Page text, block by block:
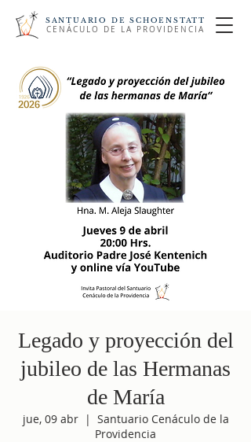
SANTUARIO DE SCHOENSTATT
CENÁCULO DE LA PROVIDENCIA
Legado y proyección del
jubileo de las Hermanas
de María
jue, 09 abr
  |
Santuario Cenáculo de la
Providencia